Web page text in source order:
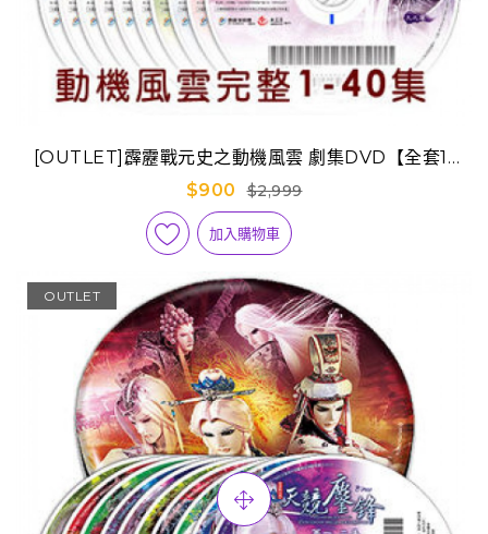
[OUTLET]霹靂戰元史之動機風雲 劇集DVD【全套1-
40集】
$900 $2,999
加入購物車
OUTLET